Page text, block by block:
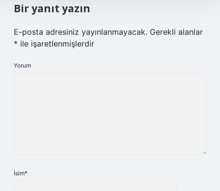
Bir yanıt yazın
E-posta adresiniz yayınlanmayacak. Gerekli alanlar
* ile işaretlenmişlerdir
Yorum
İsim*